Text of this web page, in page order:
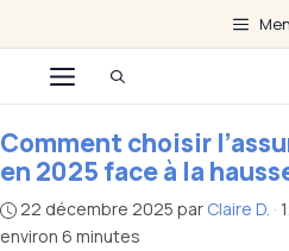
au
contenuMenu
Comment choisir
en 2025 face à la
22 décembre 2025 par Claire D. ·
environ 6 minutes